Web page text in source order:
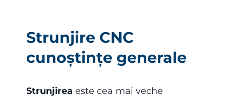
Strunjire CNC
cunoștințe generale
Strunjirea este cea mai veche